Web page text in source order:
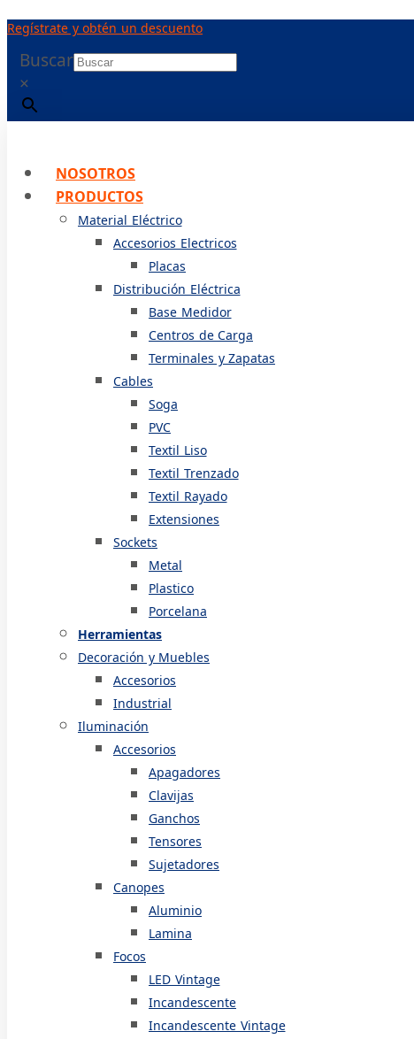
al
Regístrate y obtén un descuento
Buscar
×
NOSOTROS
PRODUCTOS
Material Eléctrico
Accesorios Electricos
Placas
Distribución Eléctrica
Base Medidor
Centros de Carga
Terminales y Zapatas
Cables
Soga
PVC
Textil Liso
Textil Trenzado
Textil Rayado
Extensiones
Sockets
Metal
Plastico
Porcelana
Herramientas
Decoración y Muebles
Accesorios
Industrial
Iluminación
Accesorios
Apagadores
Clavijas
Ganchos
Tensores
Sujetadores
Canopes
Aluminio
Lamina
Focos
LED Vintage
Incandescente
Incandescente Vintage